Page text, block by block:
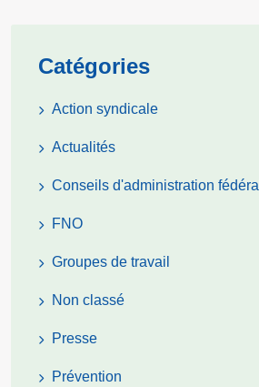
Catégories
Action syndicale
Actualités
Conseils d'administration fédéral
FNO
Groupes de travail
Non classé
Presse
Prévention